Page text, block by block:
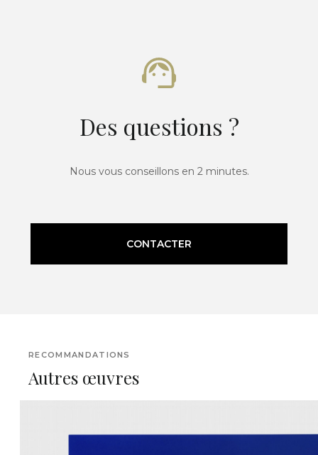
Des questions ?
Nous vous conseillons en 2 minutes.
CONTACTER
RECOMMANDATIONS
Autres œuvres